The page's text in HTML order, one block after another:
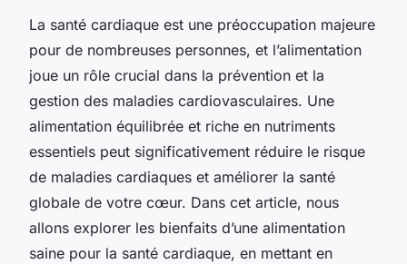
La santé cardiaque est une préoccupation majeure
pour de nombreuses personnes, et l’alimentation
joue un rôle crucial dans la prévention et la
gestion des maladies cardiovasculaires. Une
alimentation équilibrée et riche en nutriments
essentiels peut significativement réduire le risque
de maladies cardiaques et améliorer la santé
globale de votre cœur. Dans cet article, nous
allons explorer les bienfaits d’une alimentation
saine pour la santé cardiaque, en mettant en